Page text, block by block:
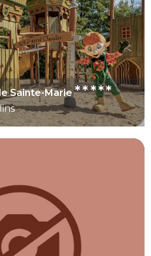
équilibre entre calme,
familiales accessibles.
Sainte-Marie*****